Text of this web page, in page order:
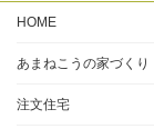
HOME
あまねこうの家づくり
注文住宅